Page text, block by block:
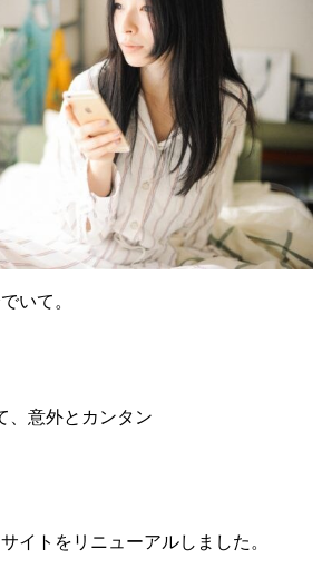
いて。
、意外とカンタン
イトをリニューアルしました。